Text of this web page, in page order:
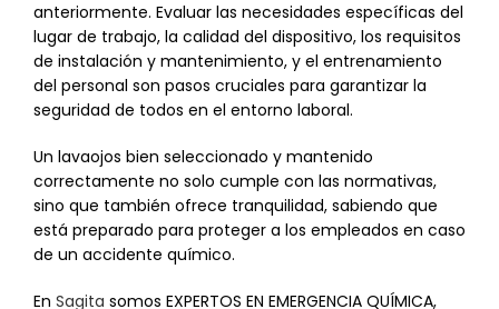
anteriormente. Evaluar las necesidades específicas del
lugar de trabajo, la calidad del dispositivo, los requisitos
de instalación y mantenimiento, y el entrenamiento
del personal son pasos cruciales para garantizar la
seguridad de todos en el entorno laboral.
Un lavaojos bien seleccionado y mantenido
correctamente no solo cumple con las normativas,
sino que también ofrece tranquilidad, sabiendo que
está preparado para proteger a los empleados en caso
de un accidente químico.
En Sagita somos EXPERTOS EN EMERGENCIA QUÍMICA,